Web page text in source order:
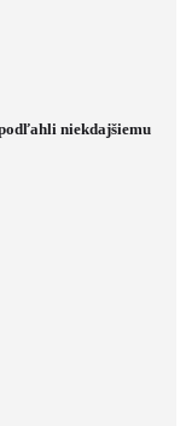
niekdajšiemu